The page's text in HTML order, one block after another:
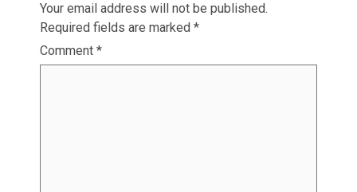
Your email address will not be published.
Required fields are marked *
Comment *